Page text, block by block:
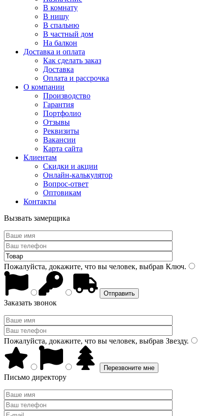
В комнату
В нишу
В спальню
В частный дом
На балкон
Доставка и оплата
Как сделать заказ
Доставка
Оплата и рассрочка
О компании
Производство
Гарантия
Портфолио
Отзывы
Реквизиты
Вакансии
Карта сайта
Клиентам
Скидки и акции
Онлайн-калькулятор
Вопрос-ответ
Оптовикам
Контакты
Вызвать замерщика
Пожалуйста, докажите, что вы человек, выбрав Ключ.
Заказать звонок
Пожалуйста, докажите, что вы человек, выбрав Звезду.
Письмо директору